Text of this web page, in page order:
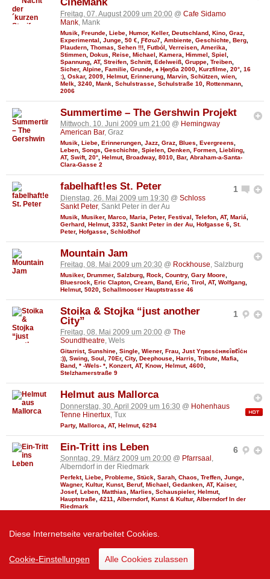
Diese Internetseite verarbeitet Cookies.
Cookie-Einstellungen Alle Cookies zulassen
CineMank
Freitag, 07. August 2009 um 20:00 @ Cafe Sidamo
Mank , Mank
Musik Freunde Liebe Humor, Keller, Deutschland Kino Graz
Experimental
Junge 50 € Ƒℓσω7 Ambiente Geschichte Berg
Plaudern Thomas Sehen !!! Futból Verreisen Amerika
Stimmen Dokus Reise Michael Kamera Himmel Spiel
Spannung AT, Streifen Schnitt, Edelweiß Gruppe Treiben
Sicher, Alpine Familie Grunde ♦ Ңөηба 2000 Kurzfilme 20° 16
:) Oskar, 2009 Helmut, Erinnerung Marvin Schützen wien
Melk 3240 Mank Schulstrasse Schulstraße 10 Rottenmann
2006
Summertime – The Gershwin Projekt
Mittwoch, 10. Juni 2009 um 21:00 @ Hemingway
American Bar, Graz
Musik Liebe Erinnerungen Jazz Graz Blues Evergreens
Leben Songs Geschichte Spielen Denken Formen Liebling
AT, Swift, 20° Helmut, Broadway, 8010 Bar, Abraham-a-Santa-
Clara-Gasse 2
1
fabelhaft!es St. Peter
Dienstag, 26. Mai 2009 um 19:30 @ Schloss
Sankt Peter, Sankt Peter in der Au
Musik Musiker, Marco Maria Peter, Festival Telefon AT, Mariá
Gerhard Helmut, 3352 Sankt Peter in der Au Hofgasse 6 St.
Peter, Hofgasse Schloßhof
Mountain Jam
Freitag, 08. Mai 2009 um 20:30 @ Rockhouse, Salzburg
Musiker, Drummer, Salzburg Rock Country, Gary Moore
Bluesrock Eric Clapton Cream Band Eric Tirol AT, Wolfgang
Helmut, 5020 Schallmooser Hauptstrasse 46
1
Stoika & Stojka “just another
City”
Freitag, 08. Mai 2009 um 20:00 @ The
Soundtheatre, Wels
Gitarrist, Sunshine, Single, Wiener, Frau, Just Υηвєѕċняєîвℓîċн
:)), Swing, Soul, 70Er, City, Deephouse, Harris, Tribute, Mafia,
Band, * -Wels- *, Konzert, AT, Know, Helmut, 4600,
Stelzhamerstraße 9
Helmut aus Mallorca
Donnerstag, 30. April 2009 um 16:30 @ Hohenhaus
Tenne Hinertux , Tux
Party, Mallorca AT, Helmut, 6294
6
Ein-Tritt ins Leben
Sonntag, 29. März 2009 um 20:00 @ Pfarrsaal ,
Alberndorf in der Riedmark
Perfekt, Liebe Probleme Stück Sarah Chaos Treffen Junge
Wagner, Kultur, Kunst, Beruf, Michael Gedanken AT, Kaiser,
Josef, Leben Matthias Marlies Schauspieler, Helmut,
Hauptstraße 4211 Alberndorf, Kunst & Kultur, Alberndorf In der
Riedmark
Ein Drahdiwaberl - Ein
Löwenherz Wird 60
Freitag, 27. März 2009 um 20:00@((szene))
Wien, Wien
Freunde Musiker